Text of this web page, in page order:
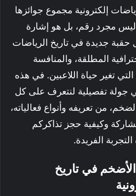
إلكترونية مجموع جوائزها
ليس مجرد رقم، بل هو إشارة
حقبة جديدة في تاريخ الرياضات
المطلقة، والمنافسة
تغير حياة اللاعبين. في هذه
جولة تفصيلية لنتعرف على كل
من تعريفه وأنواع فعالياته،
وكيفية حجز تذاكركم
الفريدة.
في تاريخ